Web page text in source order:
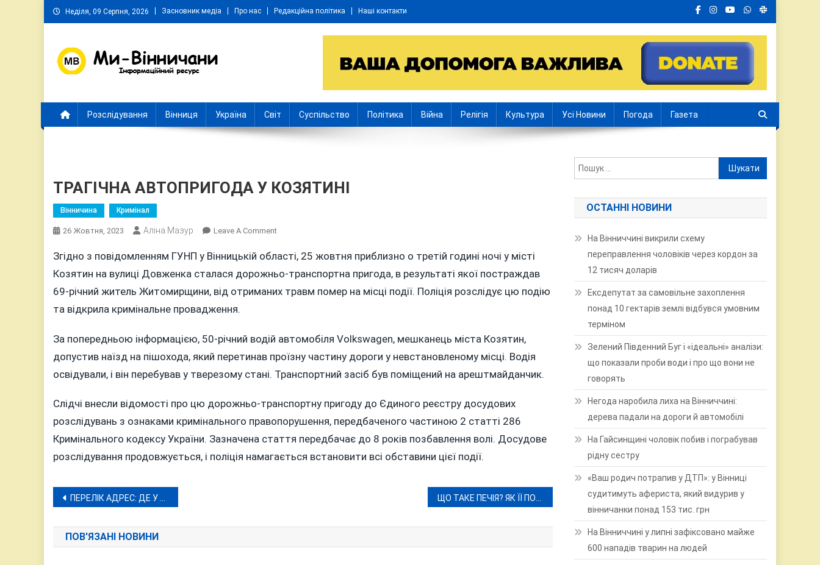
Skip
to
Неділя, 09 Серпня, 2026 Засновник медіа Про нас Редакційна політика Наші контакти
Розслідування Вінниця Україна Світ Суспільство Політика Війна Релігія Культура Усі Новини Погода Газета
ТРАГІЧНА АВТОПРИГОДА У КОЗЯТИНІ
Вінничина Кримінал
26 Жовтня, 2023 Аліна Мазур Leave A CommentOn
АВТОПРИГОДА
У
Згідно з повідомленням ГУНП у Вінницькій області, 25 жовтня приблизно о третій годині ночі у місті
Козятин на вулиці Довженка сталася дорожньо-транспортна пригода, в результаті якої постраждав
69-річний житель Житомирщини, від отриманих травм помер на місці події. Поліція розслідує цю подію
та відкрила кримінальне провадження.
За попередньою інформацією, 50-річний водій автомобіля Volkswagen, мешканець міста Козятин,
допустив наїзд на пішохода, який перетинав проїзну частину дороги у невстановленому місці. Водія
освідували, і він перебував у тверезому стані. Транспортний засіб був поміщений на арештмайданчик.
Слідчі внесли відомості про цю дорожньо-транспортну пригоду до Єдиного реєстру досудових
розслідувань з ознаками кримінального правопорушення, передбаченого частиною 2 статті 286
Кримінального кодексу України. Зазначена стаття передбачає до 8 років позбавлення волі. Досудове
розслідування продовжується, і поліція намагається встановити всі обставини цієї події.
Навігація
записів
ПЕРЕЛІК АДРЕС: ДЕ У ВІННИЦІ 26 ЖОВТНЯ НЕ БУДЕ ВОДИ, СВІТЛА ТА ОПАЛЕННЯ
ПОВ'ЯЗАНІ НОВИНИ
Пошук:
ОСТАННІ НОВИНИ
На Вінниччині викрили схему
переправлення чоловіків через кордон за
12 тисяч доларів
Ексдепутат за самовільне захоплення
понад 10 гектарів землі відбувся умовним
терміном
Зелений Південний Буг і «ідеальні» аналізи:
що показали проби води і про що вони не
говорять
Негода наробила лиха на Вінниччині:
дерева падали на дороги й автомобілі
На Гайсинщині чоловік побив і пограбував
рідну сестру
«Ваш родич потрапив у ДТП»: у Вінниці
судитимуть афериста, який видурив у
вінничанки понад 153 тис. грн
На Вінниччині у липні зафіксовано майже
600 нападів тварин на людей